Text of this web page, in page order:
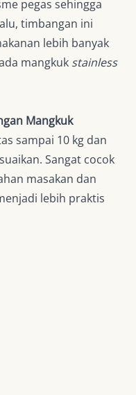
pegas sehingga
timbangan ini
lebih banyak
mangkuk stainless
Mangkuk
sampai 10 kg dan
Sangat cocok
masakan dan
lebih praktis